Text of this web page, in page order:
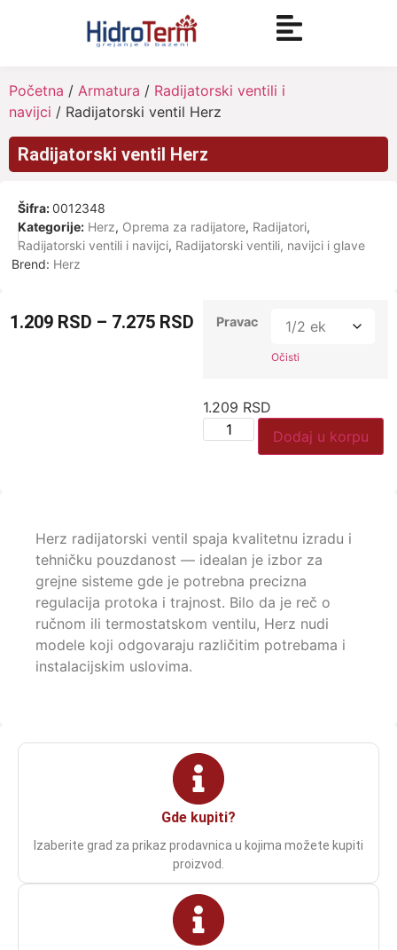
Početna / Armatura / Radijatorski ventili i
navijci / Radijatorski ventil Herz
Radijatorski ventil Herz
Šifra:0012348
Kategorije: Herz, Oprema za radijatore, Radijatori,
Radijatorski ventili i navijci, Radijatorski ventili, navijci i glave
Brend: Herz
1.209 RSD – 7.275 RSD Pravac
Očisti
1.209 RSD
Dodaj u korpu
Herz radijatorski ventil spaja kvalitetnu izradu i
tehničku pouzdanost — idealan je izbor za
grejne sisteme gde je potrebna precizna
regulacija protoka i trajnost. Bilo da je reč o
ručnom ili termostatskom ventilu, Herz nudi
modele koji odgovaraju različitim potrebama i
instalacijskim uslovima.
Gde kupiti?
Izaberite grad za prikaz prodavnica u kojima možete kupiti
proizvod.